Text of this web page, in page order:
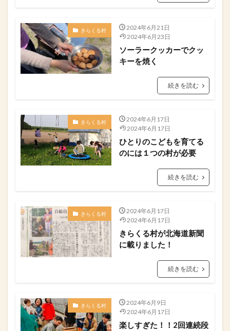
きらくる村
2024年6月21日
2024年6月23日
ソーラークッカーでクッ
キーを焼く
続きを読む
きらくる村
2024年6月17日
2024年6月17日
ひとりのこどもを育てる
のには１つの村が必要
続きを読む
きらくる村
2024年6月17日
2024年6月17日
きらくる村が北海道新聞
に載りました！
続きを読む
きらくる村
2024年6月9日
2024年6月17日
楽しすぎた！！2回連続段